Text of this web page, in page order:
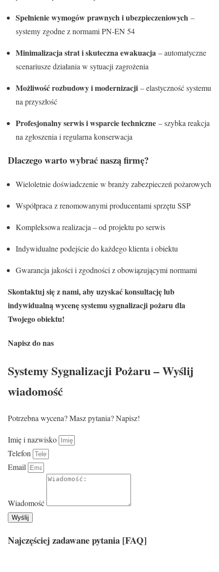
Spełnienie wymogów prawnych i ubezpieczeniowych –
systemy zgodne z normami PN-EN 54
Minimalizacja strat i skuteczna ewakuacja – automatyczne
scenariusze działania w sytuacji zagrożenia
Możliwość rozbudowy i modernizacji – elastyczność systemu
na przyszłość
Profesjonalny serwis i wsparcie techniczne – szybka reakcja
na zgłoszenia i regularna konserwacja
Dlaczego warto wybrać naszą firmę?
Wieloletnie doświadczenie w branży zabezpieczeń pożarowych
Współpraca z renomowanymi producentami sprzętu SSP
Kompleksowa realizacja – od projektu po serwis
Indywidualne podejście do każdego klienta i obiektu
Gwarancja jakości i zgodności z obowiązującymi normami
Skontaktuj się z nami, aby uzyskać konsultację lub
indywidualną wycenę systemu sygnalizacji pożaru dla
Twojego obiektu!
Napisz do nas
Systemy Sygnalizacji Pożaru – Wyślij
wiadomość
Potrzebna wycena? Masz pytania? Napisz!
Imię i nazwisko
Telefon
Email
Wiadomość
Wyślij
Najczęściej zadawane pytania [FAQ]